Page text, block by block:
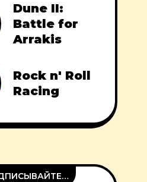
Dune II:
Battle for
Arrakis
Rock n' Roll
Racing
ПОДПИСЫВАЙТЕСЬ